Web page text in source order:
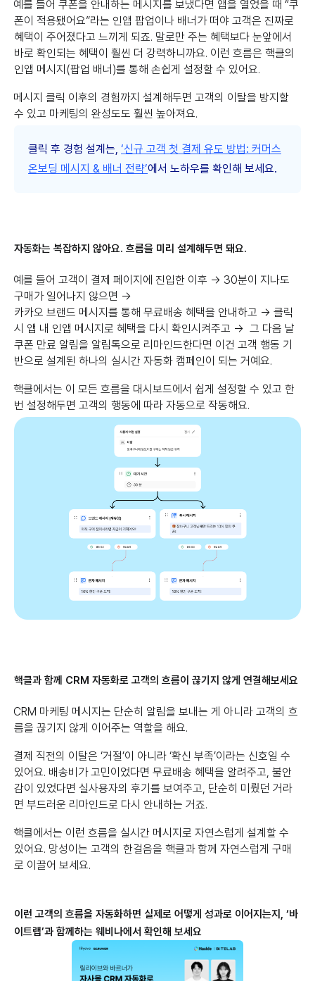
예를 들어 쿠폰을 안내하는 메시지를 보냈다면 앱을 열었을 때 “쿠
폰이 적용됐어요”라는 인앱 팝업이나 배너가 떠야 고객은 진짜로
혜택이 주어졌다고 느끼게 되죠. 말로만 주는 혜택보다 눈앞에서
바로 확인되는 혜택이 훨씬 더 강력하니까요. 이런 흐름은 핵클의
인앱 메시지(팝업 배너)를 통해 손쉽게 설정할 수 있어요.
메시지 클릭 이후의 경험까지 설계해두면 고객의 이탈을 방지할
수 있고 마케팅의 완성도도 훨씬 높아져요.
클릭 후 경험 설계는, ‘신규 고객 첫 결제 유도 방법: 커머스
온보딩 메시지 & 배너 전략’에서 노하우를 확인해 보세요.
자동화는 복잡하지 않아요. 흐름을 미리 설계해두면 돼요.
예를 들어 고객이 결제 페이지에 진입한 이후 → 30분이 지나도
구매가 일어나지 않으면 →
카카오 브랜드 메시지를 통해 무료배송 혜택을 안내하고 → 클릭
시 앱 내 인앱 메시지로 혜택을 다시 확인시켜주고 → 그 다음 날
쿠폰 만료 알림을 알림톡으로 리마인드한다면 이건 고객 행동 기
반으로 설계된 하나의 실시간 자동화 캠페인이 되는 거예요.
핵클에서는 이 모든 흐름을 대시보드에서 쉽게 설정할 수 있고 한
번 설정해두면 고객의 행동에 따라 자동으로 작동해요.
핵클과 함께 CRM 자동화로 고객의 흐름이 끊기지 않게 연결해보세요
CRM 마케팅 메시지는 단순히 알림을 보내는 게 아니라 고객의 흐
름을 끊기지 않게 이어주는 역할을 해요.
결제 직전의 이탈은 ‘거절’이 아니라 ‘확신 부족’이라는 신호일 수
있어요. 배송비가 고민이었다면 무료배송 혜택을 알려주고, 불안
감이 있었다면 실사용자의 후기를 보여주고, 단순히 미뤘던 거라
면 부드러운 리마인드로 다시 안내하는 거죠.
핵클에서는 이런 흐름을 실시간 메시지로 자연스럽게 설계할 수
있어요. 망성이는 고객의 한걸음을 핵클과 함께 자연스럽게 구매
로 이끌어 보세요.
이런 고객의 흐름을 자동화하면 실제로 어떻게 성과로 이어지는지, ‘바
이트랩’과 함께하는 웨비나에서 확인해 보세요